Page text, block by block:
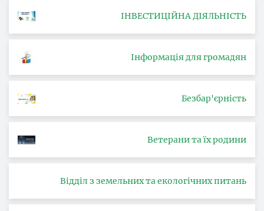
ІНВЕСТИЦІЙНА ДІЯЛЬНІСТЬ
Інформація для громадян
Безбар'єрність
Ветерани та їх родини
Відділ з земельних та екологічних питань